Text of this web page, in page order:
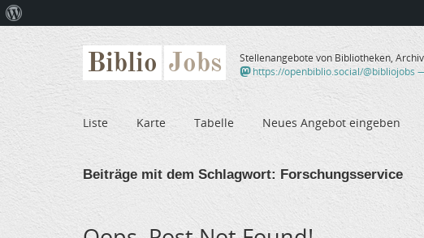
Biblio Jobs
Stellenangebote von Bibliotheken,
https://openbiblio.social/@bibliojobs
Liste Karte Tabelle Neues Angebot eingeben
Beiträge mit dem Schlagwort: Forschungsservice
WordPress